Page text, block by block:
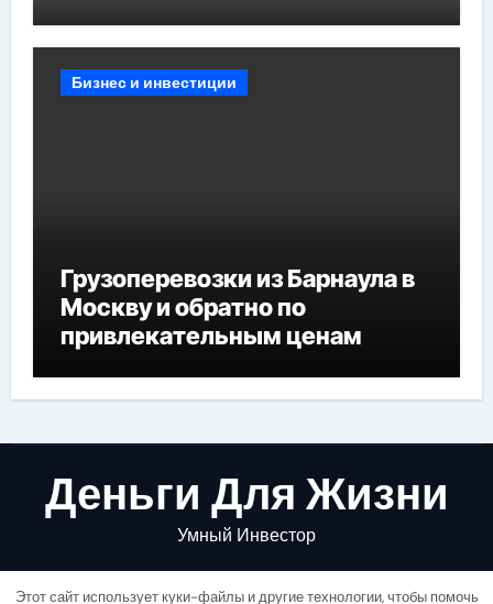
Бизнес и инвестиции
Грузоперевозки из Барнаула в
Москву и обратно по
привлекательным ценам
Деньги Для Жизни
Умный Инвестор
Этот сайт использует куки-файлы и другие технологии, чтобы помочь